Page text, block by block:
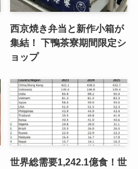
西京焼き弁当と新作小箱が
集結！ 下鴨茶寮期間限定シ
ョップ
世界総需要1,242.1億食！世